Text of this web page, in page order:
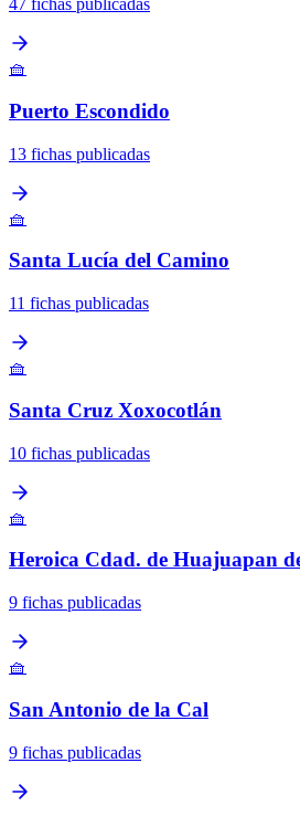
47 fichas publicadas
🧺
Puerto Escondido
13 fichas publicadas
🧺
Santa Lucía del Camino
11 fichas publicadas
🧺
Santa Cruz Xoxocotlán
10 fichas publicadas
🧺
Heroica Cdad. de Huajuapan
9 fichas publicadas
🧺
San Antonio de la Cal
9 fichas publicadas